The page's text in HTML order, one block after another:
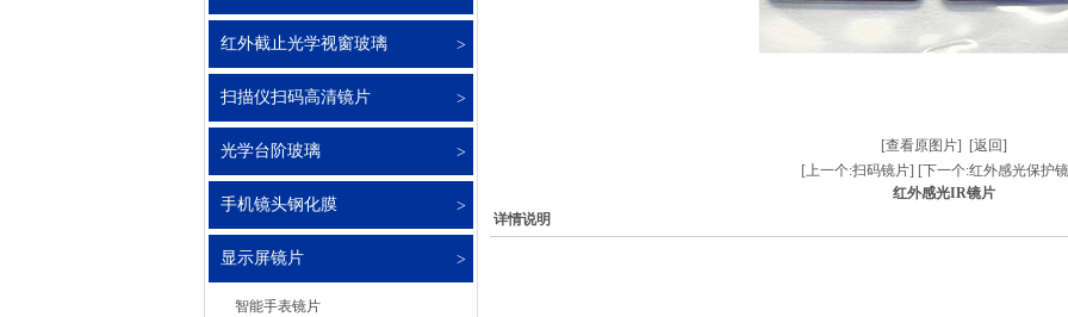
红外截止光学视窗玻璃
扫描仪扫码高清镜片
光学台阶玻璃
手机镜头钢化膜
显示屏镜片
智能手表镜片
[查看原图片]
[返回]
[上一个:扫码镜片] [下一个:红外感光保护
红外感光IR镜片
详情说明